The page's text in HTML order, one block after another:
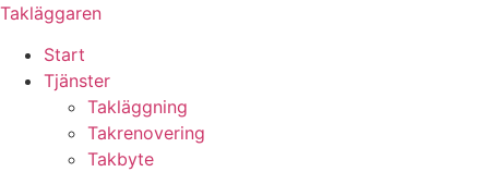
Skip
content
Takläggaren
Start
Tjänster
Takläggning
Takrenovering
Takbyte